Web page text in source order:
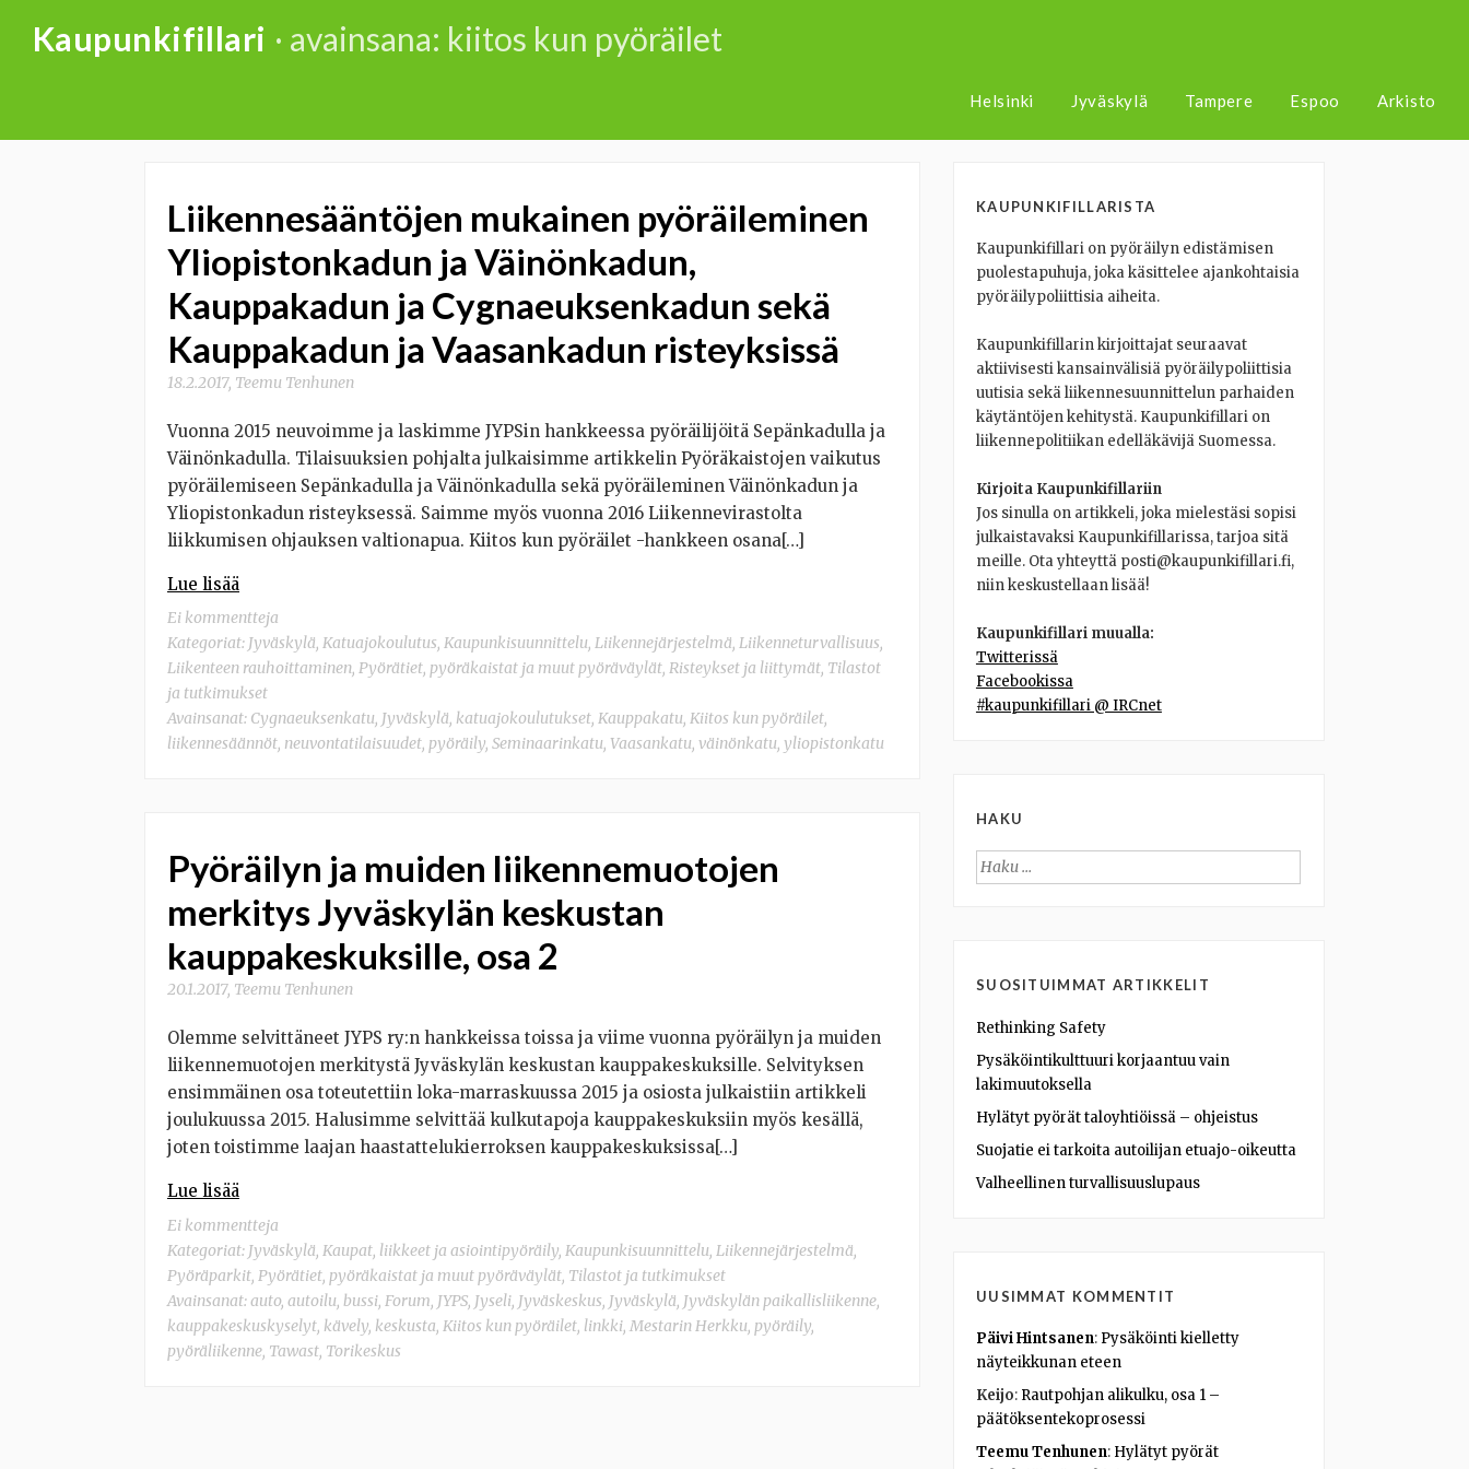
Kaupunkifillari · avainsana: kiitos kun pyöräilet
Helsinki Jyväskylä Tampere Espoo Arkisto
Liikennesääntöjen mukainen pyöräileminen
Yliopistonkadun ja Väinönkadun,
Kauppakadun ja Cygnaeuksenkadun sekä
Kauppakadun ja Vaasankadun risteyksissä
18.2.2017, Teemu Tenhunen
Vuonna 2015 neuvoimme ja laskimme JYPSin hankkeessa pyöräilijöitä Sepänkadulla ja
Väinönkadulla. Tilaisuuksien pohjalta julkaisimme artikkelin Pyöräkaistojen vaikutus
pyöräilemiseen Sepänkadulla ja Väinönkadulla sekä pyöräileminen Väinönkadun ja
Yliopistonkadun risteyksessä. Saimme myös vuonna 2016 Liikennevirastolta
liikkumisen ohjauksen valtionapua. Kiitos kun pyöräilet -hankkeen osana[…]
Lue lisää
Ei kommentteja
Kategoriat: Jyväskylä, Katuajokoulutus, Kaupunkisuunnittelu, Liikennejärjestelmä, Liikenneturvallisuus,
Liikenteen rauhoittaminen, Pyörätiet, pyöräkaistat ja muut pyöräväylät, Risteykset ja liittymät, Tilastot
ja tutkimukset
Avainsanat: Cygnaeuksenkatu, Jyväskylä, katuajokoulutukset, Kauppakatu, Kiitos kun pyöräilet,
liikennesäännöt, neuvontatilaisuudet, pyöräily, Seminaarinkatu, Vaasankatu, väinönkatu, yliopistonkatu
Pyöräilyn ja muiden liikennemuotojen
merkitys Jyväskylän keskustan
kauppakeskuksille, osa 2
20.1.2017, Teemu Tenhunen
Olemme selvittäneet JYPS ry:n hankkeissa toissa ja viime vuonna pyöräilyn ja muiden
liikennemuotojen merkitystä Jyväskylän keskustan kauppakeskuksille. Selvityksen
ensimmäinen osa toteutettiin loka-marraskuussa 2015 ja osiosta julkaistiin artikkeli
joulukuussa 2015. Halusimme selvittää kulkutapoja kauppakeskuksiin myös kesällä,
joten toistimme laajan haastattelukierroksen kauppakeskuksissa[…]
Lue lisää
Ei kommentteja
Kategoriat: Jyväskylä Kaupat, liikkeet ja asiointipyöräily Kaupunkisuunnittelu Liikennejärjestelmä
Pyöräparkit Pyörätiet, pyöräkaistat ja muut pyöräväylät Tilastot ja tutkimukset
Avainsanat:auto autoilu bussi Forum JYPS Jyseli Jyväskeskus Jyväskylä Jyväskylän paikallisliikenne
kauppakeskuskyselyt kävely keskusta Kiitos kun pyöräilet linkki Mestarin Herkku pyöräily
pyöräliikenne Tawast Torikeskus
KAUPUNKIFILLARISTA
Kaupunkifillari on pyöräilyn edistämisen
puolestapuhuja, joka käsittelee ajankohtaisia
pyöräilypoliittisia aiheita.
Kaupunkifillarin kirjoittajat seuraavat
aktiivisesti kansainvälisiä pyöräilypoliittisia
uutisia sekä liikennesuunnittelun parhaiden
käytäntöjen kehitystä. Kaupunkifillari on
liikennepolitiikan edelläkävijä Suomessa.
Kirjoita Kaupunkifillariin
Jos sinulla on artikkeli, joka mielestäsi sopisi
julkaistavaksi Kaupunkifillarissa, tarjoa sitä
meille. Ota yhteyttä posti@kaupunkifillari.fi,
niin keskustellaan lisää!
Kaupunkifillari muualla:
Twitterissä
Facebookissa
#kaupunkifillari @ IRCnet
HAKU
Haku:
SUOSITUIMMAT ARTIKKELIT
Rethinking Safety
Pysäköintikulttuuri korjaantuu vain
lakimuutoksella
Hylätyt pyörät taloyhtiöissä – ohjeistus
Suojatie ei tarkoita autoilijan etuajo-oikeutta
Valheellinen turvallisuuslupaus
UUSIMMAT KOMMENTIT
Päivi Hintsanen: Pysäköinti kielletty
näyteikkunan eteen
Keijo: Rautpohjan alikulku, osa 1 –
päätöksentekoprosessi
Teemu Tenhunen: Hylätyt pyörät